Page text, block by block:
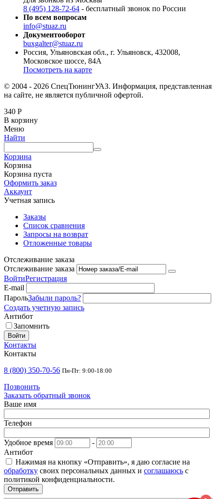
8 (495) 128-72-64 - бесплатный звонок по России
По всем вопросам
info@stuaz.ru
Документооборот
buxgalter@stuaz.ru
Россия, Ульяновская обл., г. Ульяновск, 432008,
Московское шоссе, 84А
Посмотреть на карте
© 2004 - 2026 СпецТюнингУАЗ. Информация, представленная
на сайте, не является публичной офертой.
340 Р
В корзину
Меню
Найти
Корзина
Корзина
Корзина пуста
Оформить заказ
Аккаунт
Учетная запись
Заказы
Список сравнения
Запросы на возврат
Отложенные товары
Отслеживание заказа
Отслеживание заказа
ВойтиРегистрация
E-mail
ПарольЗабыли пароль?
Создать учетную запись
Антибот
Запомнить
Войти
Контакты
Контакты
8 (800) 350-70-56 Пн-Пт: 9:00-18:00
Позвонить
Заказать обратный звонок
Ваше имя
Телефон
Удобное время
-
Антибот
Нажимая на кнопку «Отправить», я даю согласие на
обработку своих персональных данных и соглашаюсь с
политикой конфиденциальности.
Отправить